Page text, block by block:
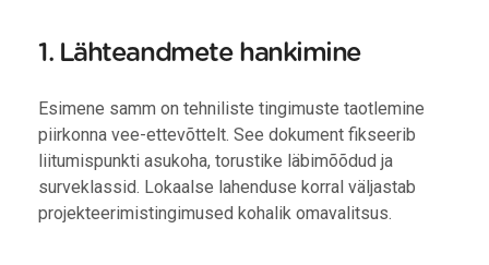
1. Lähteandmete hankimine
Esimene samm on tehniliste tingimuste taotlemine
piirkonna vee-ettevõttelt. See dokument fikseerib
liitumispunkti asukoha, torustike läbimõõdud ja
surveklassid. Lokaalse lahenduse korral väljastab
projekteerimistingimused kohalik omavalitsus.